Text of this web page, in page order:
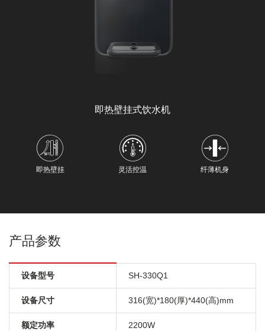
即热壁挂式饮水机
即热壁挂 灵活控温 纤薄机身
产品参数
设备型号 SH-330Q1
设备尺寸 316(宽)*180(厚)*440(高)mm
额定功率 2200W